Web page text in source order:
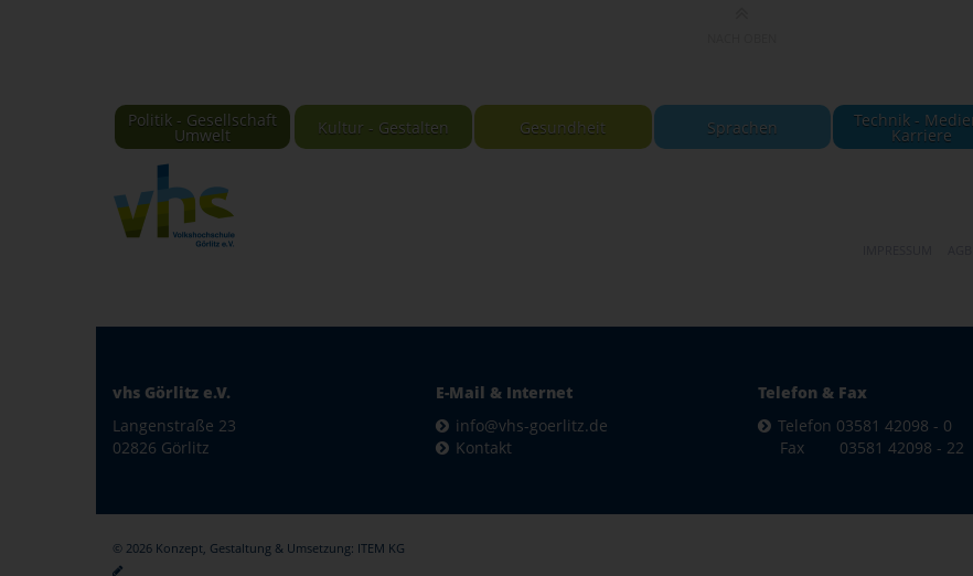
Politik - Gesellschaft
Umwelt Kultur - Gestalten Gesundheit Sprachen Technik -
Karriere
vhs Görlitz e.V.
Langenstraße 23
02826 Görlitz
E-Mail & Internet
info@vhs-goerlitz.de
Kontakt
Telefon & Fax
Telefon 03581 42098 - 0
Fax 03581 42098 - 22
© 2026 Konzept, Gestaltung & Umsetzung: ITEM KG